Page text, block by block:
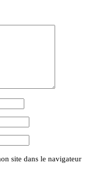
site dans le navigateur